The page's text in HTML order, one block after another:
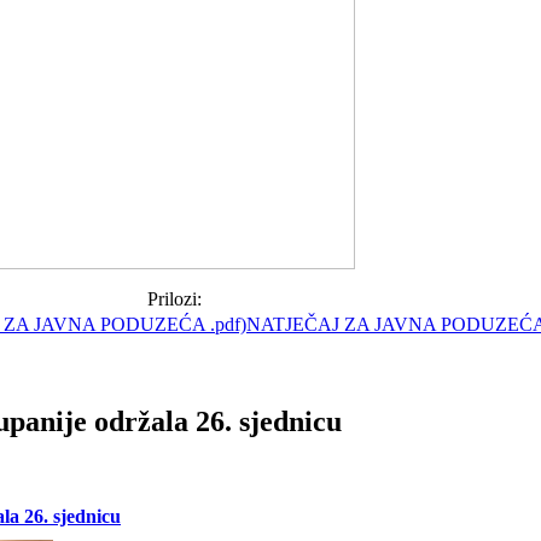
Prilozi:
NATJEČAJ ZA JAVNA
održala 26. sjednicu
26. sjednicu